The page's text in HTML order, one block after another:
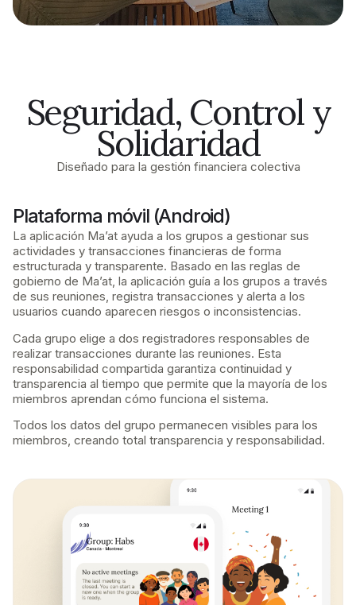
Seguridad, Control y
Solidaridad
Diseñado para la gestión financiera colectiva
Plataforma móvil (Android)
La aplicación Ma’at ayuda a los grupos a gestionar sus
actividades y transacciones financieras de forma
estructurada y transparente. Basado en las reglas de
gobierno de Ma’at, la aplicación guía a los grupos a través
de sus reuniones, registra transacciones y alerta a los
usuarios cuando aparecen riesgos o inconsistencias.
Cada grupo elige a dos registradores responsables de
realizar transacciones durante las reuniones. Esta
responsabilidad compartida garantiza continuidad y
transparencia al tiempo que permite que la mayoría de los
miembros aprendan cómo funciona el sistema.
Todos los datos del grupo permanecen visibles para los
miembros, creando total transparencia y responsabilidad.